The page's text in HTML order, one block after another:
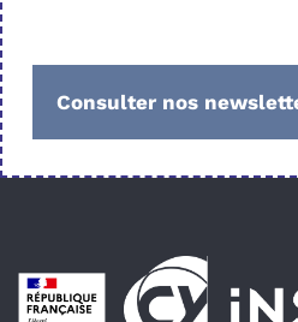
Consulter nos
Pied de page